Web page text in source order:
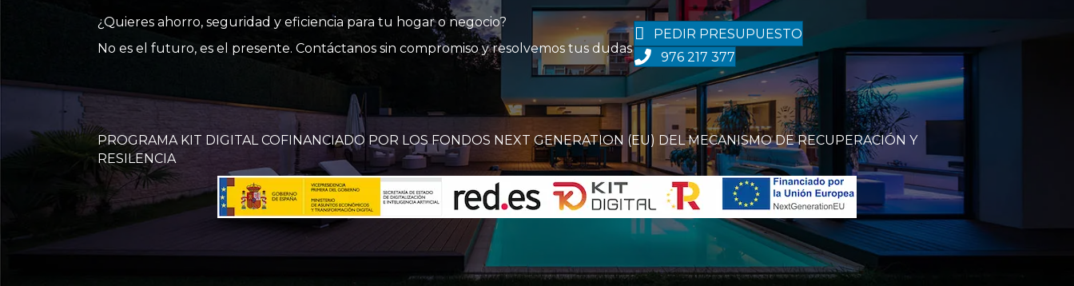
¿Quieres ahorro, seguridad y eficiencia para tu hogar o negocio?
No es el futuro, es el presente. Contáctanos sin compromiso y resolvemos tus dudas
PEDIR PRESUPUESTO
976 217 377
PROGRAMA KIT DIGITAL COFINANCIADO POR LOS FONDOS NEXT GENERATION (EU) DEL MECANISMO DE RECUPERACIÓN Y
RESILENCIA